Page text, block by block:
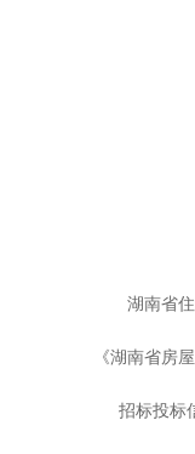
湖南省
《湖南省房
招标投标